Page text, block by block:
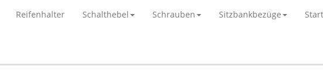
Reifenhalter Schalthebel Schrauben Sitzbankbezüge